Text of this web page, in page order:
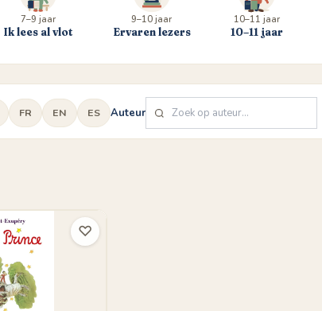
7–9 jaar
Ik lees al vlot
9–10 jaar
Ervaren lezers
10–11 jaar
10–11 jaar
FR EN ES Auteur
♡